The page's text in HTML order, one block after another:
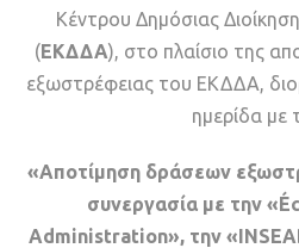
Κέντρου Δημόσιας
(ΕΚΔΔΑ), στο πλαίσιο της
εξωστρέφειας του ΕΚΔΔΑ,
ημερίδα με
«Αποτίμηση δράσεων
συνεργασία με την «É
Administration», την «